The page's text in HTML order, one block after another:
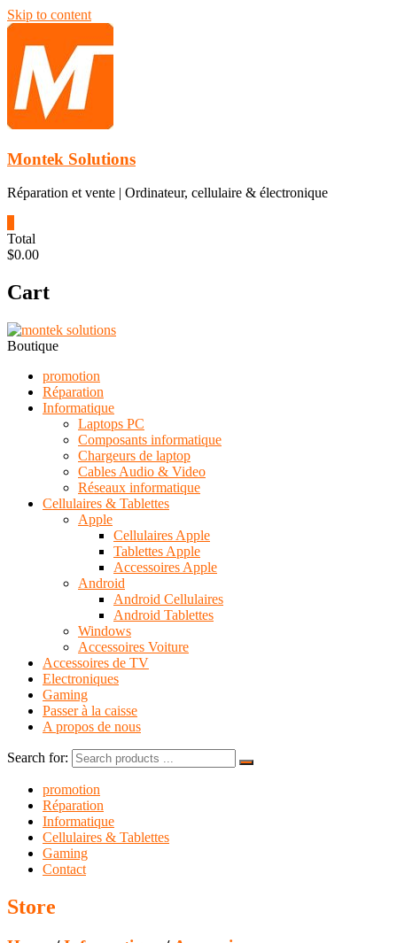
Skip to content
Montek Solutions
Réparation et vente | Ordinateur, cellulaire & électronique
Total
$0.00
Cart
Boutique
promotion
Réparation
Informatique
Laptops PC
Composants informatique
Chargeurs de laptop
Cables Audio & Video
Réseaux informatique
Cellulaires & Tablettes
Apple
Cellulaires Apple
Tablettes Apple
Accessoires Apple
Android
Android Cellulaires
Android Tablettes
Windows
Accessoires Voiture
Accessoires de TV
Electroniques
Gaming
Passer à la caisse
A propos de nous
Search for:
promotion
Réparation
Informatique
Cellulaires & Tablettes
Gaming
Contact
Store